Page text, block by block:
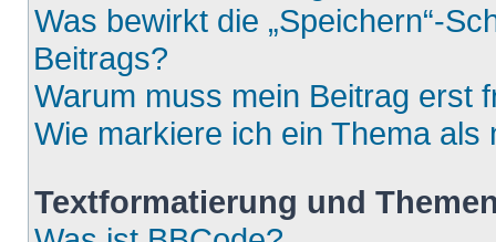
Was bewirkt die „Speichern“-
Beitrags?
Warum muss mein Beitrag erst
Wie markiere ich ein Thema als
Textformatierung und